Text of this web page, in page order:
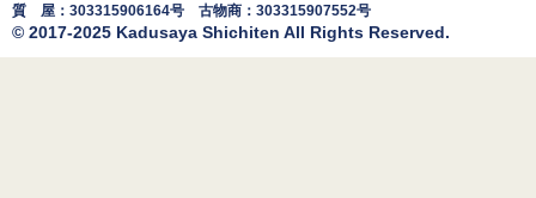
質 屋：303315906164号 古物商：303315907552号
© 2017-2025 Kadusaya Shichiten All Rights Reserved.